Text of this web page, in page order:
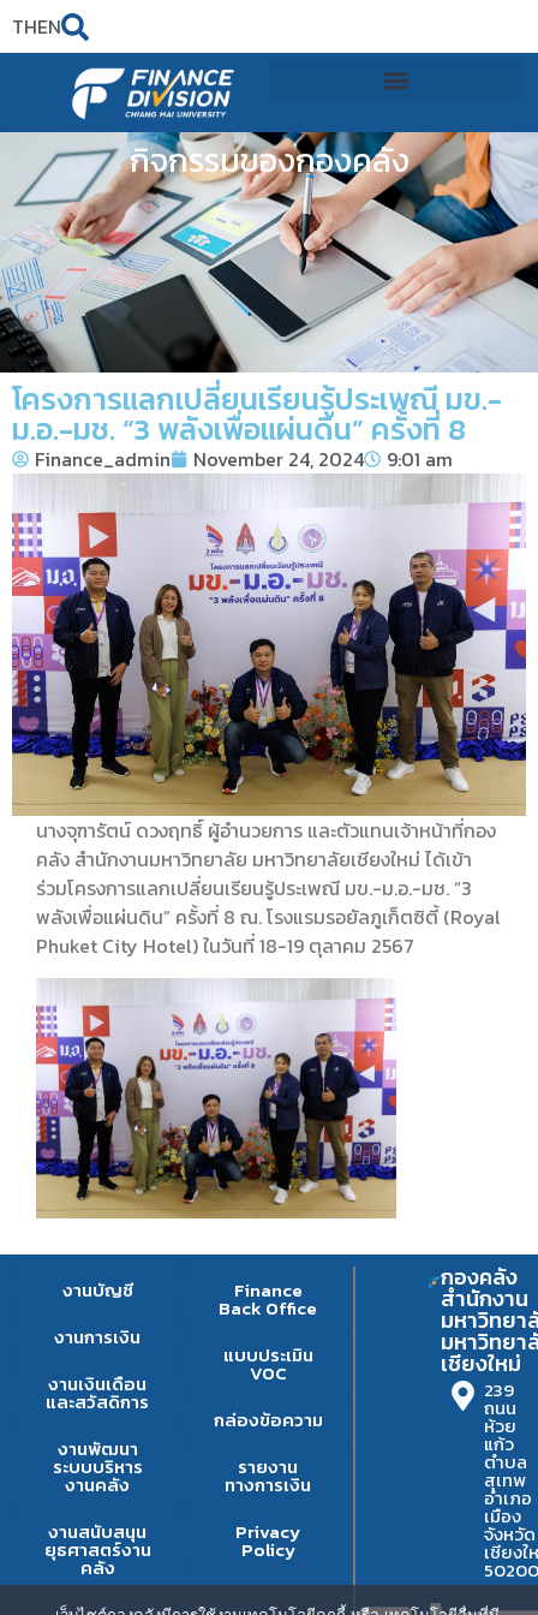
THEN
กิจกรรมของกองคลัง
โครงการแลกเปลี่ยนเรียนรู้ประเพณี มข.-
ม.อ.-มช. “3 พลังเพื่อแผ่นดิน” ครั้งที่ 8
Finance_admin November 24, 2024 9:01 am
นางจุฑารัตน์ ดวงฤทธิ์ ผู้อำนวยการ และตัวแทนเจ้าหน้าที่กอง
คลัง สำนักงานมหาวิทยาลัย มหาวิทยาลัยเชียงใหม่ ได้เข้า
ร่วมโครงการแลกเปลี่ยนเรียนรู้ประเพณี มข.-ม.อ.-มช. “3
พลังเพื่อแผ่นดิน” ครั้งที่ 8 ณ. โรงแรมรอยัลภูเก็ตซิตี้ (Royal
Phuket City Hotel) ในวันที่ 18-19 ตุลาคม 2567
งานบัญชี
งานการเงิน
งานเงินเดือน
และสวัสดิการ
งานพัฒนา
ระบบบริหาร
งานคลัง
งานสนับสนุน
ยุธศาสตร์งาน
คลัง
Finance
Back Office
แบบประเมิน
VOC
กล่องข้อความ
รายงาน
ทางการเงิน
Privacy
Policy
กองคลัง
สำนักงาน
มหาวิทยา
มหาวิทยา
เชียงใหม่
239
ถนน
ห้วย
แก้ว
ตำบล
สุเทพ
อำเภอ
เมือง
จังหวัด
เชียงใ
50200